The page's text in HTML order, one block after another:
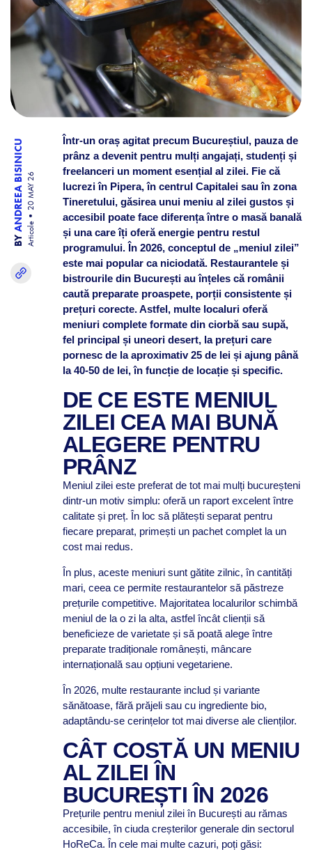
BY
ANDREEA BISINICU
Articole
20 MAY 26
Într-un oraș agitat precum Bucureștiul, pauza de
prânz a devenit pentru mulți angajați, studenți și
freelanceri un moment esențial al zilei. Fie că
lucrezi în Pipera, în centrul Capitalei sau în zona
Tineretului, găsirea unui meniu al zilei gustos și
accesibil poate face diferența între o masă banală
și una care îți oferă energie pentru restul
programului. În 2026, conceptul de „meniul zilei”
este mai popular ca niciodată. Restaurantele și
bistrourile din București au înțeles că românii
caută preparate proaspete, porții consistente și
prețuri corecte. Astfel, multe localuri oferă
meniuri complete formate din ciorbă sau supă,
fel principal și uneori desert, la prețuri care
pornesc de la aproximativ 25 de lei și ajung până
la 40-50 de lei, în funcție de locație și specific.
DE CE ESTE MENIUL
ZILEI CEA MAI BUNĂ
ALEGERE PENTRU
PRÂNZ
Meniul zilei este preferat de tot mai mulți bucureșteni
dintr-un motiv simplu: oferă un raport excelent între
calitate și preț. În loc să plătești separat pentru
fiecare preparat, primești un pachet complet la un
cost mai redus.
În plus, aceste meniuri sunt gătite zilnic, în cantități
mari, ceea ce permite restaurantelor să păstreze
prețurile competitive. Majoritatea localurilor schimbă
meniul de la o zi la alta, astfel încât clienții să
beneficieze de varietate și să poată alege între
preparate tradiționale românești, mâncare
internațională sau opțiuni vegetariene.
În 2026, multe restaurante includ și variante
sănătoase, fără prăjeli sau cu ingrediente bio,
adaptându-se cerințelor tot mai diverse ale clienților.
CÂT COSTĂ UN MENIU
AL ZILEI ÎN
BUCUREȘTI ÎN 2026
Prețurile pentru meniul zilei în București au rămas
accesibile, în ciuda creșterilor generale din sectorul
HoReCa. În cele mai multe cazuri, poți găsi: